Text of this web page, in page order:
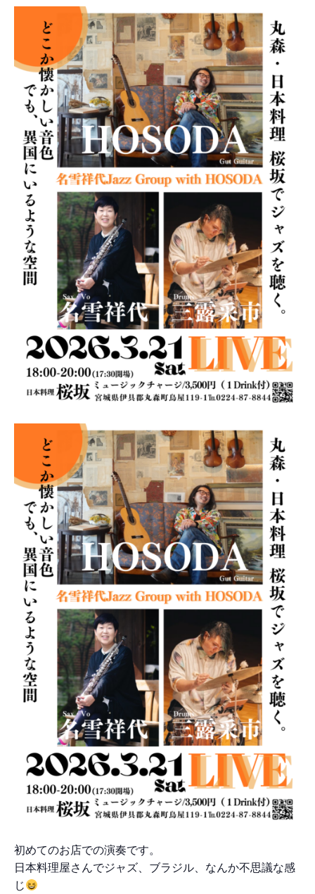
初めてのお店での演奏です。
日本料理屋さんでジャズ、ブラジル、なんか不思議な感
じ